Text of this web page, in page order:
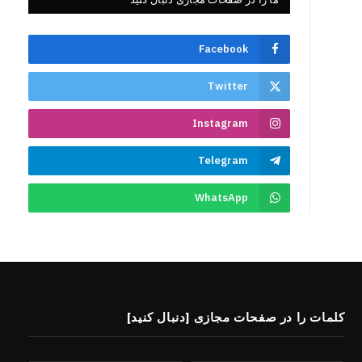
Facebook
Twitter
Instagram
Telegram
WhatsApp
کلمات را در صفحات مجازی [دنبال کنید]